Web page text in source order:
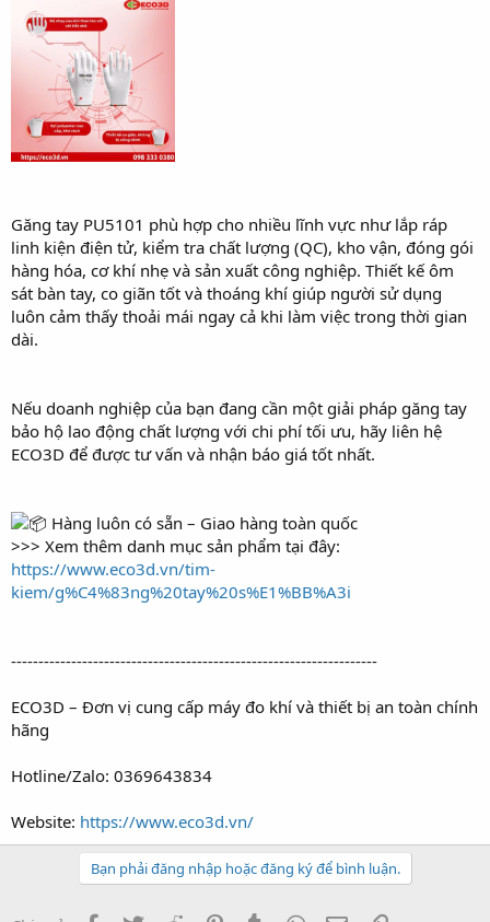
Găng tay PU5101 phù hợp cho nhiều lĩnh vực như lắp ráp
linh kiện điện tử, kiểm tra chất lượng (QC), kho vận, đóng gói
hàng hóa, cơ khí nhẹ và sản xuất công nghiệp. Thiết kế ôm
sát bàn tay, co giãn tốt và thoáng khí giúp người sử dụng
luôn cảm thấy thoải mái ngay cả khi làm việc trong thời gian
dài.
Nếu doanh nghiệp của bạn đang cần một giải pháp găng tay
bảo hộ lao động chất lượng với chi phí tối ưu, hãy liên hệ
ECO3D để được tư vấn và nhận báo giá tốt nhất.
Hàng luôn có sẵn – Giao hàng toàn quốc
>>> Xem thêm danh mục sản phẩm tại đây:
https://www.eco3d.vn/tim-
kiem/g%C4%83ng%20tay%20s%E1%BB%A3i
-------------------------------------------------------------------
ECO3D – Đơn vị cung cấp máy đo khí và thiết bị an toàn chính
hãng
Hotline/Zalo: 0369643834
Website: https://www.eco3d.vn/
Bạn phải đăng nhập hoặc đăng ký để bình luận.